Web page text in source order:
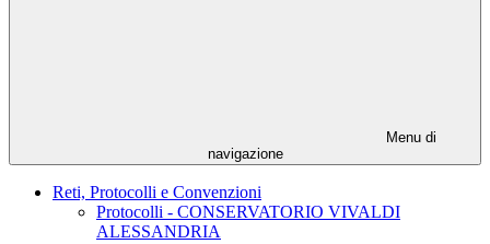
Menu di
navigazione
Reti, Protocolli e Convenzioni
Protocolli - CONSERVATORIO VIVALDI
ALESSANDRIA